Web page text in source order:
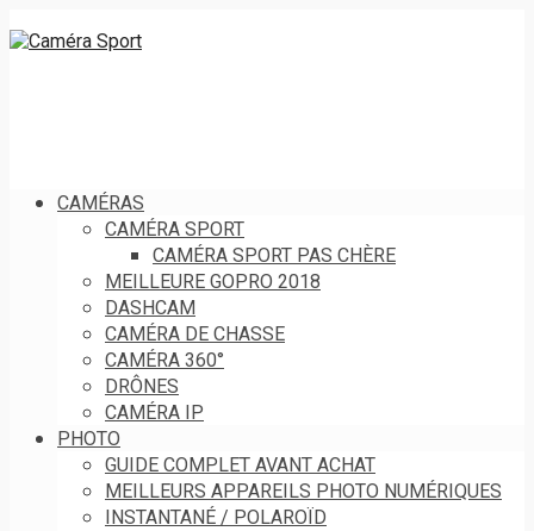
CAMÉRAS
CAMÉRA SPORT
CAMÉRA SPORT PAS CHÈRE
MEILLEURE GOPRO 2018
DASHCAM
CAMÉRA DE CHASSE
CAMÉRA 360°
DRÔNES
CAMÉRA IP
PHOTO
GUIDE COMPLET AVANT ACHAT
MEILLEURS APPAREILS PHOTO NUMÉRIQUES
INSTANTANÉ / POLAROÏD